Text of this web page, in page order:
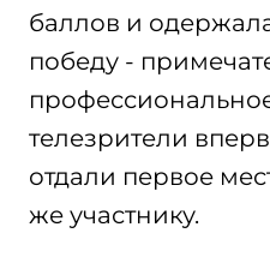
баллов и
победу -
телезрители
отдали первое
же участнику.